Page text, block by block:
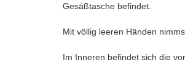
Gesäßtasche befindet.
Mit völlig leeren Händen
Im Inneren befindet sich die